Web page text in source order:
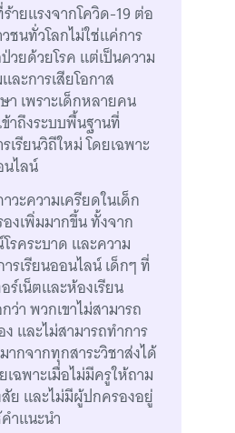
ายแรงจากโควิด-19 ต่อ
ชนทั่วโลกไม่ใช่แค่การ
วยด้วยโรค แต่เป็นความ
ละการเสียโอกาส
า เพราะเด็กหลายคน
าถึงระบบพื้นฐานที่
เรียนวิถีใหม่ โดยเฉพาะ
นไลน์
วะความเครียดในเด็ก
งเพิ่มมากขึ้น ทั้งจาก
รคระบาด และความ
รเรียนออนไลน์ เด็กๆ ที่
ร์เน็ตและห้องเรียน
ว่า พวกเขาไม่สามารถ
และไม่สามารถทำการ
ากจากทุกสาระวิชาส่งได้
เฉพาะเมื่อไม่มีครูให้ถาม
ย และไม่มีผู้ปกครองอยู่
ำแนะนำ